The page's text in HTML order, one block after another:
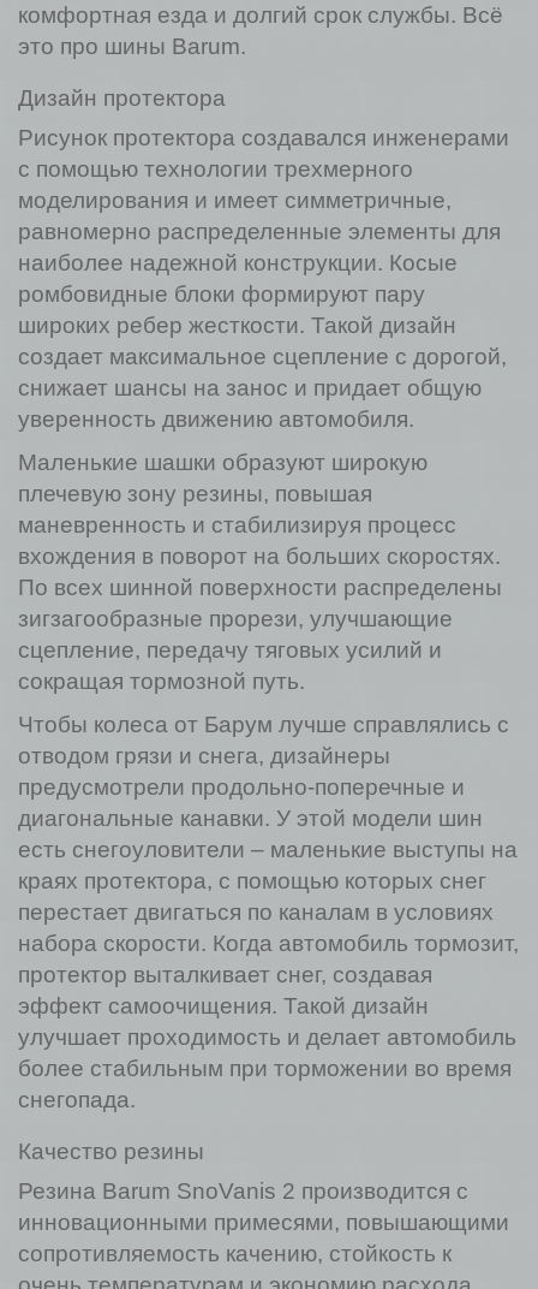
комфортная езда и долгий срок службы. Всё
это про шины Barum.
Дизайн протектора
Рисунок протектора создавался инженерами
с помощью технологии трехмерного
моделирования и имеет симметричные,
равномерно распределенные элементы для
наиболее надежной конструкции. Косые
ромбовидные блоки формируют пару
широких ребер жесткости. Такой дизайн
создает максимальное сцепление с дорогой,
снижает шансы на занос и придает общую
уверенность движению автомобиля.
Маленькие шашки образуют широкую
плечевую зону резины, повышая
маневренность и стабилизируя процесс
вхождения в поворот на больших скоростях.
По всех шинной поверхности распределены
зигзагообразные прорези, улучшающие
сцепление, передачу тяговых усилий и
сокращая тормозной путь.
Чтобы колеса от Барум лучше справлялись с
отводом грязи и снега, дизайнеры
предусмотрели продольно-поперечные и
диагональные канавки. У этой модели шин
есть снегоуловители – маленькие выступы на
краях протектора, с помощью которых снег
перестает двигаться по каналам в условиях
набора скорости. Когда автомобиль тормозит,
протектор выталкивает снег, создавая
эффект самоочищения. Такой дизайн
улучшает проходимость и делает автомобиль
более стабильным при торможении во время
снегопада.
Качество резины
Резина Barum SnoVanis 2 производится с
инновационными примесями, повышающими
сопротивляемость качению, стойкость к